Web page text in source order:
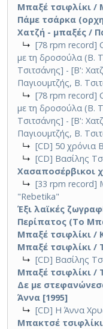
Μπαξέ τσιφλίκι /
Πάμε τσάρκα
Χατζή - μπαξές /
↳ [78 rpm record]
με τη δροσούλα (Β.
Τσιτσάνης] - [Β':
Παγιουμτζής, Β.
↳ [78 rpm record]
με τη δροσούλα (Β.
Τσιτσάνης] - [Β':
Παγιουμτζής, Β.
↳ [CD] 50 χρόνια
↳ [CD] Βασίλης
Χασαποσέρβικοι
↳ [33 rpm record]
"Rebetika"
Έξι λαϊκές
Περίπατος (Το
Μπαξέ τσιφλίκι /
Μπαξέ τσιφλίκι /
↳ [CD] Βασίλης
Μπαξέ τσιφλίκι /
Δε με
Άννα [1995]
↳ [CD] Η Άννα
Μπακτσέ